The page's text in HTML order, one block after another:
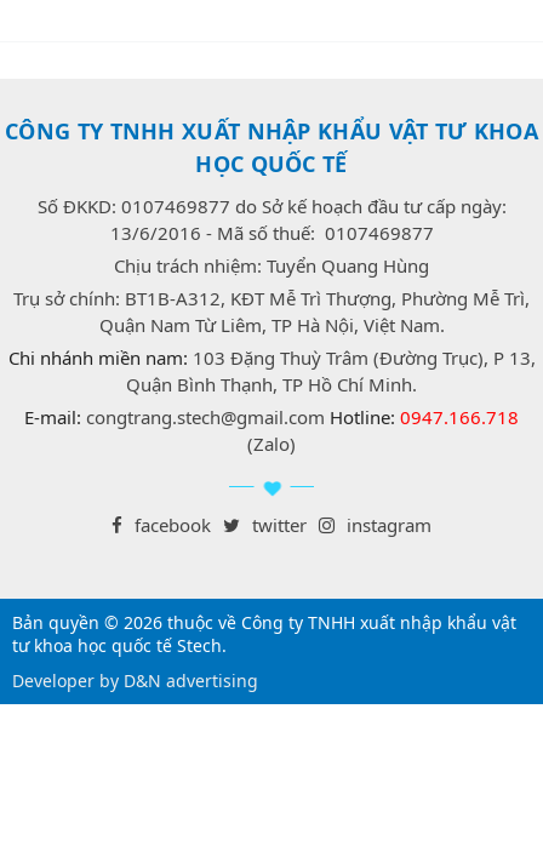
CÔNG TY TNHH XUẤT NHẬP KHẨU VẬT TƯ KHOA
HỌC QUỐC TẾ
Số ĐKKD: 0107469877 do Sở kế hoạch đầu tư cấp ngày:
13/6/2016 - Mã số thuế: 0107469877
Chịu trách nhiệm: Tuyển Quang Hùng
Trụ sở chính: BT1B-A312, KĐT Mễ Trì Thượng, Phường Mễ Trì,
Quận Nam Từ Liêm, TP Hà Nội, Việt Nam.
Chi nhánh miền nam: 103 Đặng Thuỳ Trâm (Đường Trục), P 13,
Quận Bình Thạnh, TP Hồ Chí Minh.
E-mail: congtrang.stech@gmail.com Hotline: 0947.166.718
(Zalo)
facebook twitter instagram
Bản quyền © 2026 thuộc về Công ty TNHH xuất nhập khẩu vật
tư khoa học quốc tế Stech.
Developer by D&N advertising